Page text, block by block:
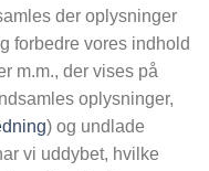
der oplysninger
forbedre vores indhold
m.m., der vises på
oplysninger,
) og undlade
vi uddybet, hvilke